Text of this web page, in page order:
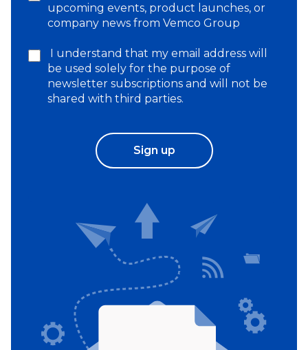
upcoming events, product launches, or
company news from Vemco Group
I understand that my email address will
be used solely for the purpose of
newsletter subscriptions and will not be
shared with third parties.